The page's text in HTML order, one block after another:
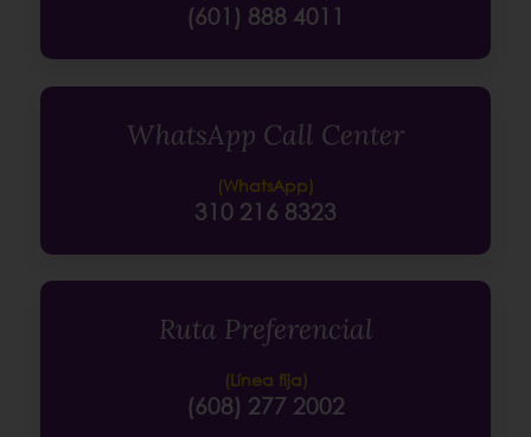
(601) 888 4011
WhatsApp Call Center
(WhatsApp)
310 216 8323
Ruta Preferencial
(Línea fija)
(608) 277 2002